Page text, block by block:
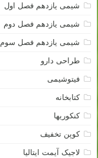
شیمی یازدهم فصل اول
شیمی یازدهم فصل دوم
شیمی یازدهم فصل سوم
طراحی دارو
فیتوشیمی
کتابخانه
کنکوریها
کوپن تخفیف
لاجیک آیمت ایتالیا